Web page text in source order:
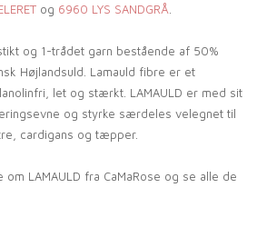
og 6960 LYS SANDGRÅ
og 1-trådet garn bestående af 50%
Højlandsuld. Lamauld fibre er et
let og stærkt. LAMAULD er med sit
og styrke særdeles velegnet til
cardigans og tæpper.
LAMAULD fra CaMaRose og se alle de